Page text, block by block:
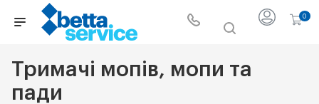
0
Тримачі мопів, мопи та
пади